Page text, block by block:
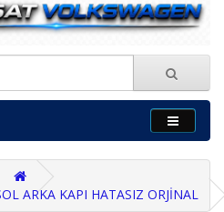
ARKA KAPI HATASIZ ORJİNAL